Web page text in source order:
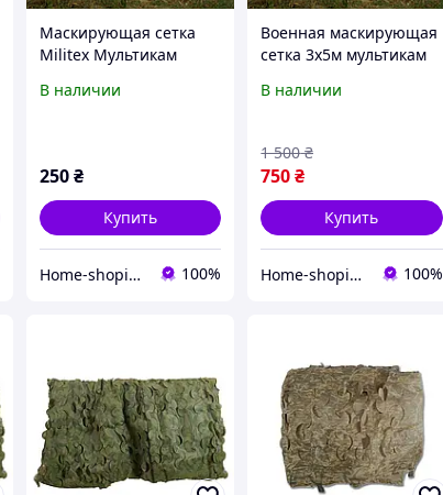
Маскирующая сетка
Militex Мультикам
кв.м.)
В наличии
250₴
Купить
Home-shopinng 100%
Военная маскирующая
сетка 3х5м мультикам
В наличии
750₴
1 500 ₴
Купить
Home-shopinng 100%